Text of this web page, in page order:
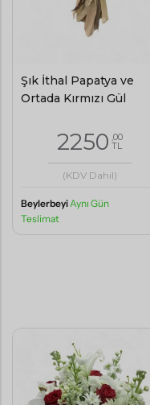
Şık İthal Papatya ve
Ortada Kırmızı Gül
2250 ,00
TL
(KDV Dahil)
BeylerbeyiAynı Gün
Teslimat